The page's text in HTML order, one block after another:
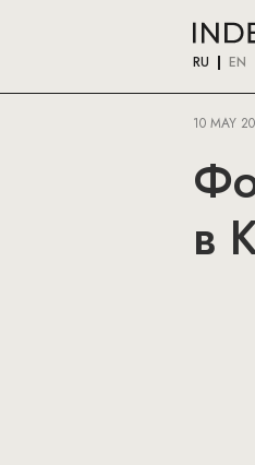
RU EN
10 MAY
в